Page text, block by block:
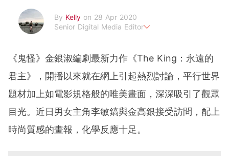
By Kelly on 28 Apr 2020
Senior Digital Media Editor
《鬼怪》金銀淑編劇最新力作《The King：永遠的
君主》，開播以來就在網上引起熱烈討論，平行世界
題材加上如電影規格般的唯美畫面，深深吸引了觀眾
目光。近日男女主角李敏鎬與金高銀接受訪問，配上
時尚質感的畫報，化學反應十足。